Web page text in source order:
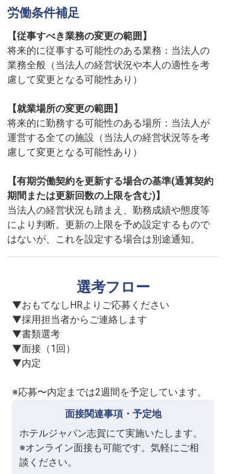
労働条件補足
【従事すべき業務の変更の範囲】
将来的に従事する可能性のある業務：当法人の
業務全般（当法人の経営状況や本人の適性を考
慮して変更となる可能性あり）
【就業場所の変更の範囲】
将来的に勤務する可能性のある場所：当法人が
運営する全ての施設（当法人の経営状況等を考
慮して変更となる可能性あり）
【有期労働契約を更新する場合の基準(通算契約
期間または更新回数の上限を含む)】
当法人の経営状況も踏まえ、勤務成績や態度等
により判断。更新の上限を予め設定するもので
はないが、これを設定する場合は別途通知。
選考フロー
▼おもてなしHRよりご応募ください
▼採用担当者からご連絡します
▼書類選考
▼面接（1回）
▼内定
※応募〜内定までは2週間を予定しています。
面接関連事項・予定地
ホテルジャパン志賀にて実施いたします。
※オンライン面接も可能です。気軽にご相
談ください。